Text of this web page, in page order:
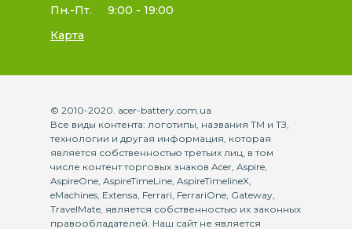
Пн.-Пт.
9:00 - 19:00
Карта
© 2010-2020. acer-battery.com.ua
Все виды контента: логотипы, названия ТМ и ТЗ,
технологии и другая информация, которая
является собственностью третьих лиц, в том
числе контент торговых знаков Acer, Aspire,
AspireOne, AspireTimeLine, AspireTimelineX,
eMachines, Extensa, Ferrari, FerrariOne, Gateway,
TravelMate, является собственностью их законных
правообладателей. Наш сайт не является